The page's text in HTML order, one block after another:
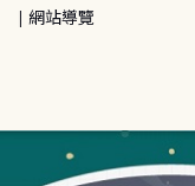
網站導覽